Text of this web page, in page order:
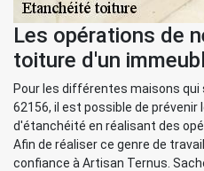
Les opérations de
toiture d'un
Pour les différentes maisons qui
62156, il est possible de
d'étanchéité en réalisant des
Afin de réaliser ce genre de
confiance à Artisan Ternus.